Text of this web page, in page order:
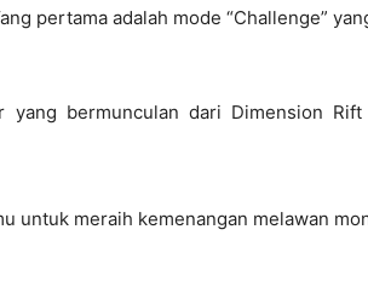
pertama adalah mode “Challenge”
yang bermunculan dari Dimension
untuk meraih kemenangan melawan